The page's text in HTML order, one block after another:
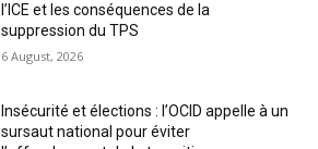
l’ICE et les conséquences de la
suppression du TPS
6 August, 2026
Insécurité et élections : l’OCID appelle à un
sursaut national pour éviter